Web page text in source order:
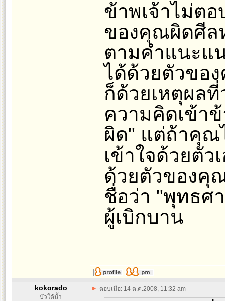
ข้าพเจ้าไม่ต
ของคุณผิดศีล
ตามคำแนะแ
ได้ด้วยตัวขอ
ก็ด้วยเหตุผล
ความคิดเข้าข้
ผิด" แต่ถ้าคุณ
เข้าใจด้วยตั
ด้วยตัวของคุ
ชื่อว่า "พุทธศ
ผู้เบิกบาน
kokorado
บัวใต้น้ำ
ตอบเมื่อ: 14 ต.ค.2008, 11:32 am